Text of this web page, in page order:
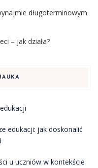
długoterminowym
– jak działa?
edukacji: jak doskonalić
u uczniów w kontekście